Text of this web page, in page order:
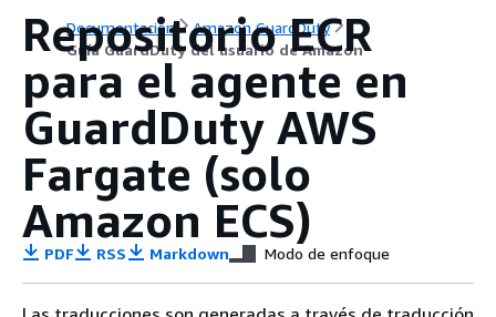
Documentación
Amazon GuardDuty
Guía GuardDuty del usuario de Amazon
Repositorio ECR
para el agente en
GuardDuty AWS
Fargate (solo
Amazon ECS)
PDF RSS Markdown Modo de enfoque